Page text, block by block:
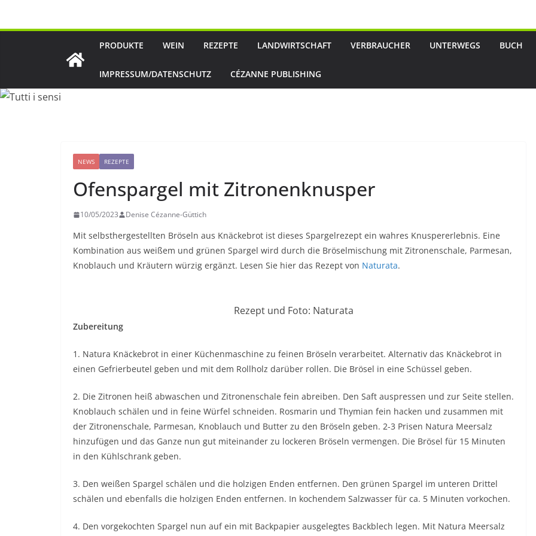
PRODUKTE WEIN REZEPTE LANDWIRTSCHAFT VERBRAUCHER UNTERWEGS BUCH
IMPRESSUM/DATENSCHUTZ CÉZANNE PUBLISHING
NEWS REZEPTE
Ofenspargel mit Zitronenknusper
10/05/2023 Denise Cézanne-Güttich
Mit selbsthergestellten Bröseln aus Knäckebrot ist dieses Spargelrezept ein wahres Knuspererlebnis. Eine
Kombination aus weißem und grünen Spargel wird durch die Bröselmischung mit Zitronenschale, Parmesan,
Knoblauch und Kräutern würzig ergänzt. Lesen Sie hier das Rezept von Naturata.
Rezept und Foto: Naturata
Zubereitung
1. Natura Knäckebrot in einer Küchenmaschine zu feinen Bröseln verarbeitet. Alternativ das Knäckebrot in
einen Gefrierbeutel geben und mit dem Rollholz darüber rollen. Die Brösel in eine Schüssel geben.
2. Die Zitronen heiß abwaschen und Zitronenschale fein abreiben. Den Saft auspressen und zur Seite stellen.
Knoblauch schälen und in feine Würfel schneiden. Rosmarin und Thymian fein hacken und zusammen mit
der Zitronenschale, Parmesan, Knoblauch und Butter zu den Bröseln geben. 2-3 Prisen Natura Meersalz
hinzufügen und das Ganze nun gut miteinander zu lockeren Bröseln vermengen. Die Brösel für 15 Minuten
in den Kühlschrank geben.
3. Den weißen Spargel schälen und die holzigen Enden entfernen. Den grünen Spargel im unteren Drittel
schälen und ebenfalls die holzigen Enden entfernen. In kochendem Salzwasser für ca. 5 Minuten vorkochen.
4. Den vorgekochten Spargel nun auf ein mit Backpapier ausgelegtes Backblech legen. Mit Natura Meersalz